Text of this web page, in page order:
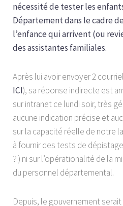
nécessité de tester les
Département dans le cadre
l’enfance qui arrivent (ou
des assistantes familiales.
Après lui avoir envoyer 2
ICI), sa réponse indirecte est
sur intranet ce lundi soir, très
aucune indication précise et
sur la capacité réelle de notre
à fournir des tests de
? ) ni sur l’opérationalité de la
du personnel départemental.
Depuis, le gouvernement